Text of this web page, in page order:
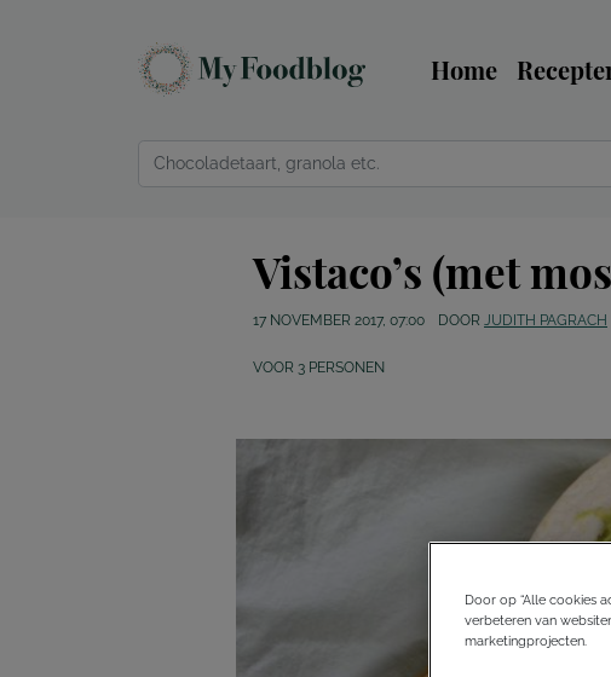
Home
Vistaco’s (met
17 NOVEMBER 2017, 07:00 DOOR JUDITH PAGRACH
VOOR 3 PERSONEN
Door op “Alle cookies
verbeteren van
marketingprojecten.